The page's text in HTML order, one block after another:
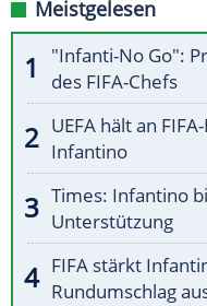
Meistgelesen
"Infanti-No Go":
des FIFA-Chefs
UEFA hält an
Infantino
Times: Infantino
Unterstützung
FIFA stärkt
Rundumschlag